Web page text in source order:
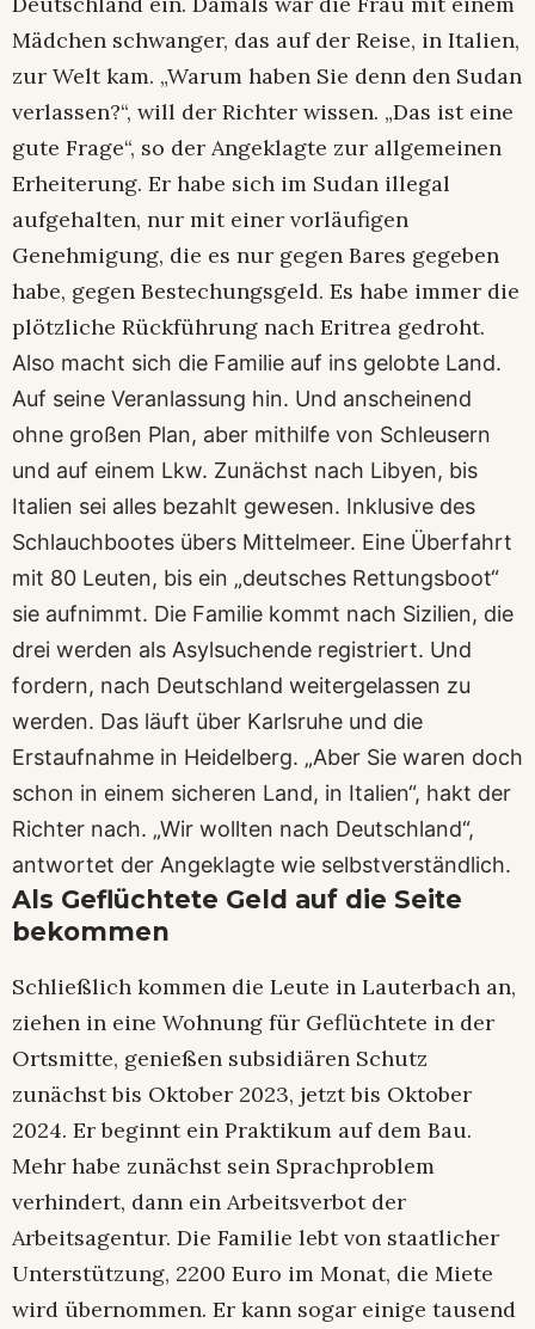
Mädchen schwanger, das auf der Reise, in Italien,
zur Welt kam. „Warum haben Sie denn den Sudan
verlassen?“, will der Richter wissen. „Das ist eine
gute Frage“, so der Angeklagte zur allgemeinen
Erheiterung. Er habe sich im Sudan illegal
aufgehalten, nur mit einer vorläufigen
Genehmigung, die es nur gegen Bares gegeben
habe, gegen Bestechungsgeld. Es habe immer die
plötzliche Rückführung nach Eritrea gedroht.
Also macht sich die Familie auf ins gelobte Land.
Auf seine Veranlassung hin. Und anscheinend
ohne großen Plan, aber mithilfe von Schleusern
und auf einem Lkw. Zunächst nach Libyen, bis
Italien sei alles bezahlt gewesen. Inklusive des
Schlauchbootes übers Mittelmeer. Eine Überfahrt
mit 80 Leuten, bis ein „deutsches Rettungsboot“
sie aufnimmt. Die Familie kommt nach Sizilien, die
drei werden als Asylsuchende registriert. Und
fordern, nach Deutschland weitergelassen zu
werden. Das läuft über Karlsruhe und die
Erstaufnahme in Heidelberg. „Aber Sie waren doch
schon in einem sicheren Land, in Italien“, hakt der
Richter nach. „Wir wollten nach Deutschland“,
antwortet der Angeklagte wie selbstverständlich.
Als Geflüchtete Geld auf die Seite
bekommen
Schließlich kommen die Leute in Lauterbach an,
ziehen in eine Wohnung für Geflüchtete in der
Ortsmitte, genießen subsidiären Schutz
zunächst bis Oktober 2023, jetzt bis Oktober
2024. Er beginnt ein Praktikum auf dem Bau.
Mehr habe zunächst sein Sprachproblem
verhindert, dann ein Arbeitsverbot der
Arbeitsagentur. Die Familie lebt von staatlicher
Unterstützung, 2200 Euro im Monat, die Miete
wird übernommen. Er kann sogar einige tausend